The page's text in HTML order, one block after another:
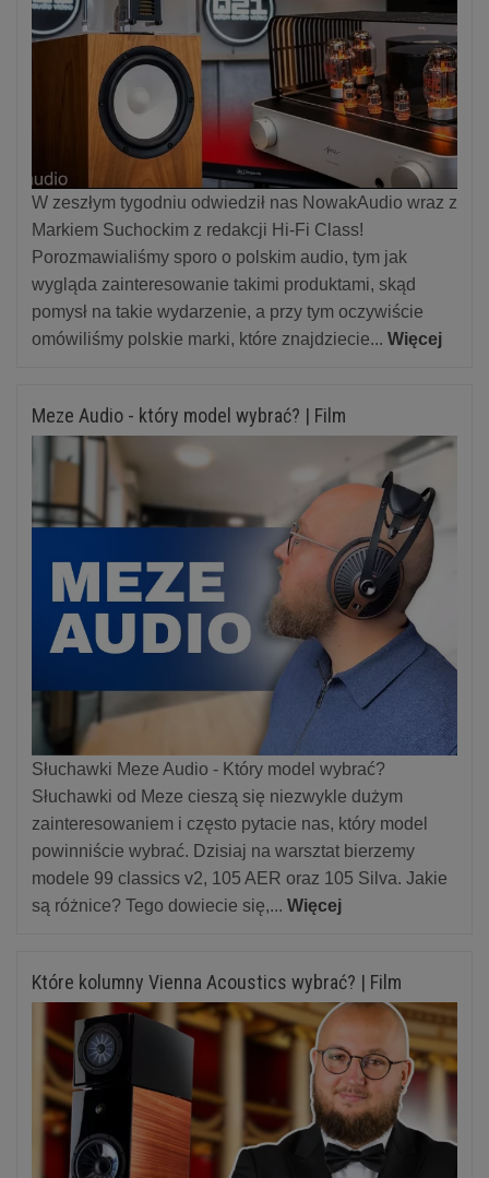
W zeszłym tygodniu odwiedził nas NowakAudio wraz z
Markiem Suchockim z redakcji Hi-Fi Class!
Porozmawialiśmy sporo o polskim audio, tym jak
wygląda zainteresowanie takimi produktami, skąd
pomysł na takie wydarzenie, a przy tym oczywiście
omówiliśmy polskie marki, które znajdziecie... Więcej
Meze Audio - który model wybrać? | Film
Słuchawki Meze Audio - Który model wybrać?
Słuchawki od Meze cieszą się niezwykle dużym
zainteresowaniem i często pytacie nas, który model
powinniście wybrać. Dzisiaj na warsztat bierzemy
modele 99 classics v2, 105 AER oraz 105 Silva. Jakie
są różnice? Tego dowiecie się,... Więcej
Które kolumny Vienna Acoustics wybrać? | Film